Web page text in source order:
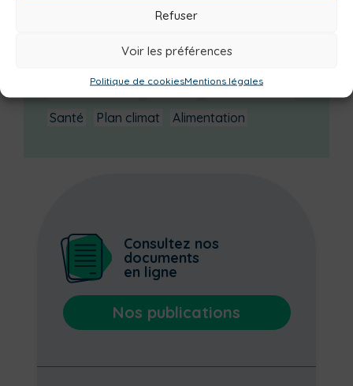
Refuser
Voir les préférences
Politique de cookiesMentions légales
Déchèteries
Santé
Plan climat Alimentation
Consultez nos
documents
en ligne
Nos publications